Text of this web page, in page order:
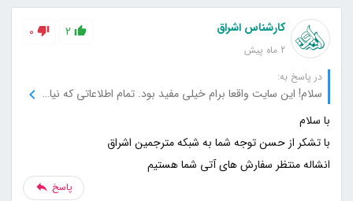
کارشناس اشراق
2 ماه پیش
2
0
در پاسخ به:
سلام! این سایت واقعا برام خیلی مفید بود. تمام اطلاعاتی که نیاز داشتم رو خیلی دقیق و واضح توضیح داده بودید. خوشحالم که اینجا رو پیدا کردم، حتما به بقیه هم معرفی می‌کنم.
انشاله منتظر سفارش های آتی شما هستیم
پاسخ